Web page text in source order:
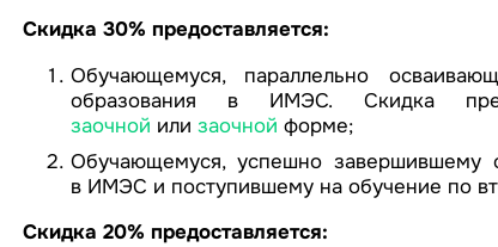
Скидка 30% предоставляется:
Обучающемуся, параллельно
образования в ИМЭС. Скидка
заочной или заочной форме;
Обучающемуся, успешно завершившему
в ИМЭС и поступившему на обучение по
Скидка 20% предоставляется: